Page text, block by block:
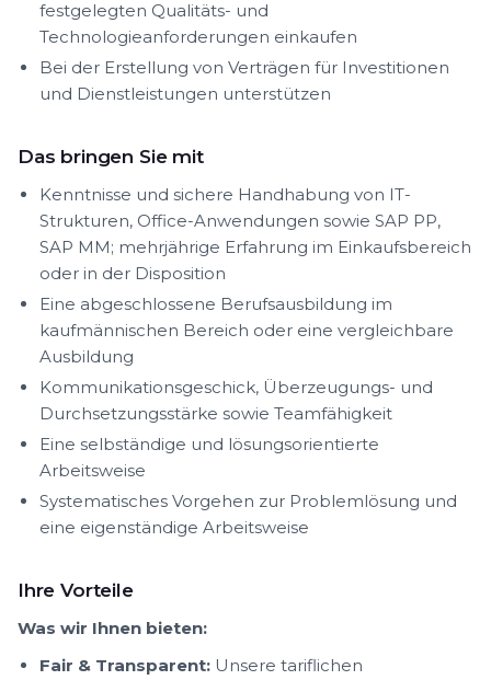
festgelegten Qualitäts- und
Technologieanforderungen einkaufen
Bei der Erstellung von Verträgen für Investitionen
und Dienstleistungen unterstützen
Das bringen Sie mit
Kenntnisse und sichere Handhabung von IT-
Strukturen, Office-Anwendungen sowie SAP PP,
SAP MM; mehrjährige Erfahrung im Einkaufsbereich
oder in der Disposition
Eine abgeschlossene Berufsausbildung im
kaufmännischen Bereich oder eine vergleichbare
Ausbildung
Kommunikationsgeschick, Überzeugungs- und
Durchsetzungsstärke sowie Teamfähigkeit
Eine selbständige und lösungsorientierte
Arbeitsweise
Systematisches Vorgehen zur Problemlösung und
eine eigenständige Arbeitsweise
Ihre Vorteile
Was wir Ihnen bieten:
Fair & Transparent: Unsere tariflichen